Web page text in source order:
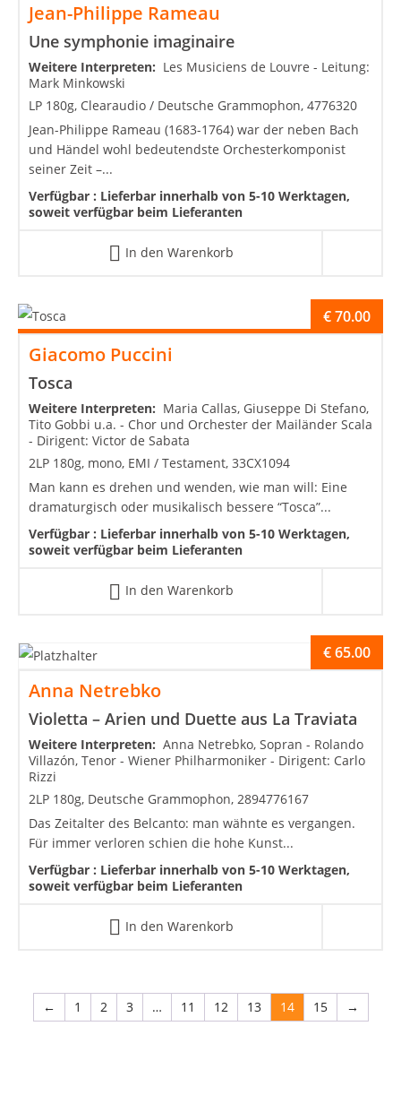
Jean-Philippe Rameau
Une symphonie imaginaire
Weitere Interpreten: Les Musiciens de Louvre - Leitung:
Mark Minkowski
LP 180g, Clearaudio / Deutsche Grammophon, 4776320
Jean-Philippe Rameau (1683-1764) war der neben Bach
und Händel wohl bedeutendste Orchesterkomponist
seiner Zeit –...
Verfügbar : Lieferbar innerhalb von 5-10 Werktagen,
soweit verfügbar beim Lieferanten
In den Warenkorb
Giacomo Puccini
Tosca
€70.00
Weitere Interpreten: Maria Callas, Giuseppe Di Stefano,
Tito Gobbi u.a. - Chor und Orchester der Mailänder Scala
- Dirigent: Victor de Sabata
2LP 180g, mono, EMI / Testament, 33CX1094
Man kann es drehen und wenden, wie man will: Eine
dramaturgisch oder musikalisch bessere “Tosca”...
Verfügbar : Lieferbar innerhalb von 5-10 Werktagen,
soweit verfügbar beim Lieferanten
In den Warenkorb
Anna Netrebko
Violetta – Arien und Duette aus La Traviata
€65.00
Weitere Interpreten: Anna Netrebko, Sopran - Rolando
Villazón, Tenor - Wiener Philharmoniker - Dirigent: Carlo
Rizzi
2LP 180g, Deutsche Grammophon, 2894776167
Das Zeitalter des Belcanto: man wähnte es vergangen.
Für immer verloren schien die hohe Kunst...
Verfügbar : Lieferbar innerhalb von 5-10 Werktagen,
soweit verfügbar beim Lieferanten
In den Warenkorb
← 1 2 3 … 11 12 13 14 15 →